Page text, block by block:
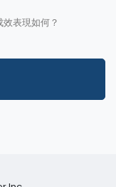
表現如何？